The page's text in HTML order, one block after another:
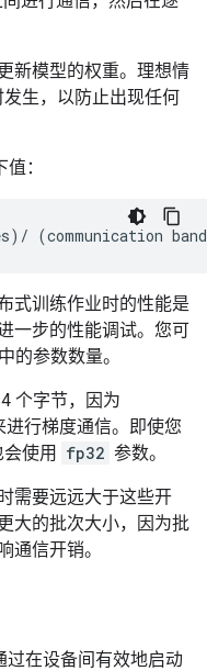
新模型的权重。理想情
生，以防止出现任何
：
式训练作业时的性能是
一步的性能调试。您可
的参数数量。
个字节，因为
进行梯度通信。即使您
使用 fp32 参数。
需要远远大于这些开
大的批次大小，因为批
通信开销。
过在设备间有效地启动